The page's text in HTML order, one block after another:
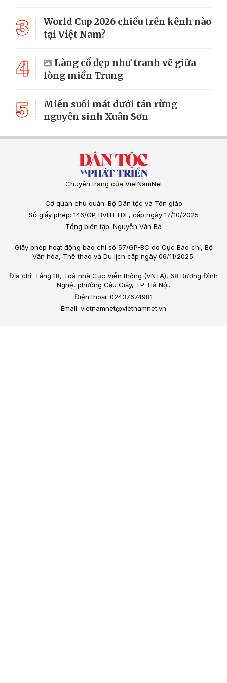
3
World Cup 2026 chiếu trên kênh nào
tại Việt Nam?
4
Làng cổ đẹp như tranh vẽ giữa
lòng miền Trung
5
Miền suối mát dưới tán rừng
nguyên sinh Xuân Sơn
Chuyên trang của VietNamNet
Cơ quan chủ quản: Bộ Dân tộc và Tôn giáo
Số giấy phép: 146/GP-BVHTTDL, cấp ngày 17/10/2025
Tổng biên tập: Nguyễn Văn Bá
Giấy phép hoạt động báo chí số 57/GP-BC do Cục Báo chí, Bộ
Văn hóa, Thể thao và Du lịch cấp ngày 06/11/2025.
Địa chỉ: Tầng 18, Toà nhà Cục Viễn thông (VNTA), 68 Dương Đình
Nghệ, phường Cầu Giấy, TP. Hà Nội.
Điện thoại: 02437674981
Email: vietnamnet@vietnamnet.vn